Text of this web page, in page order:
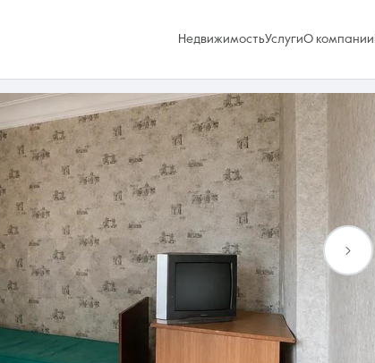
НедвижимостьУслугиО компании
Избранное
0 объявлений
Услуги